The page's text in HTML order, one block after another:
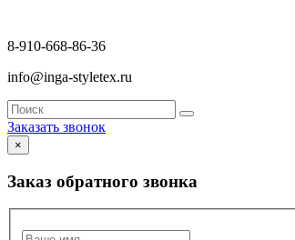
8-910-668-86-36
info@inga-styletex.ru
Заказать звонок
×
Заказ обратного звонка